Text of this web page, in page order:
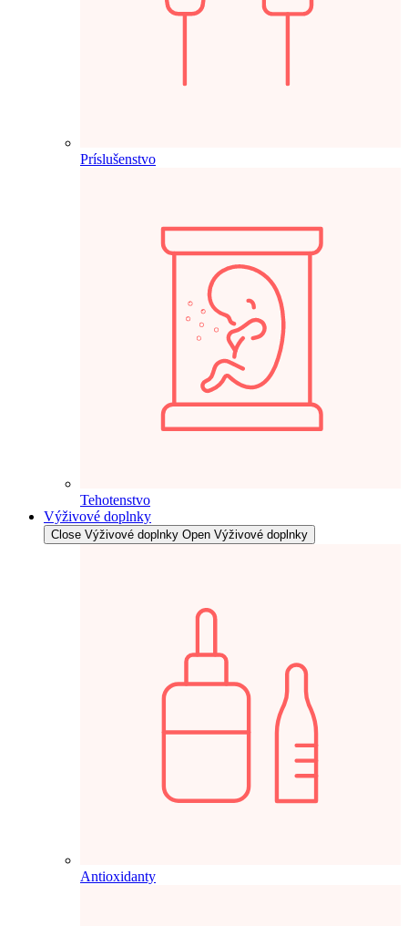
Príslušenstvo
Tehotenstvo
Výživové doplnky
Close Výživové doplnky Open Výživové doplnky
Antioxidanty